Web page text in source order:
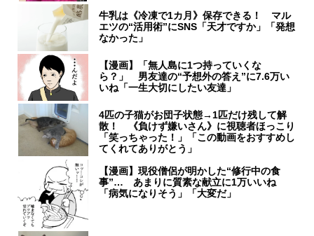
牛乳は《冷凍で1カ月》保存できる！ マル
エツの“活用術”にSNS「天才ですか」「発想
なかった」
【漫画】「無人島に1つ持っていくな
ら？」 男友達の“予想外の答え”に7.6万い
いね「一生大切にしたい友達」
4匹の子猫がお団子状態→1匹だけ残して解
散！ 《負けず嫌いさん》に視聴者ほっこり
「笑っちゃった！」「この動画をおすすめし
てくれてありがとう」
【漫画】現役僧侶が明かした“修行中の食
事”… あまりに質素な献立に1万いいね
「病気になりそう」「大変だ」